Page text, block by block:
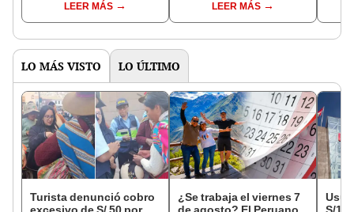
LEER MÁS
Minsa y más
LEER MÁS
LO MÁS VISTO LO ÚLTIMO
Turista denunció cobro
excesivo de S/ 50 por
¿Se trabaja el viernes 7
de agosto? El Peruano
S/